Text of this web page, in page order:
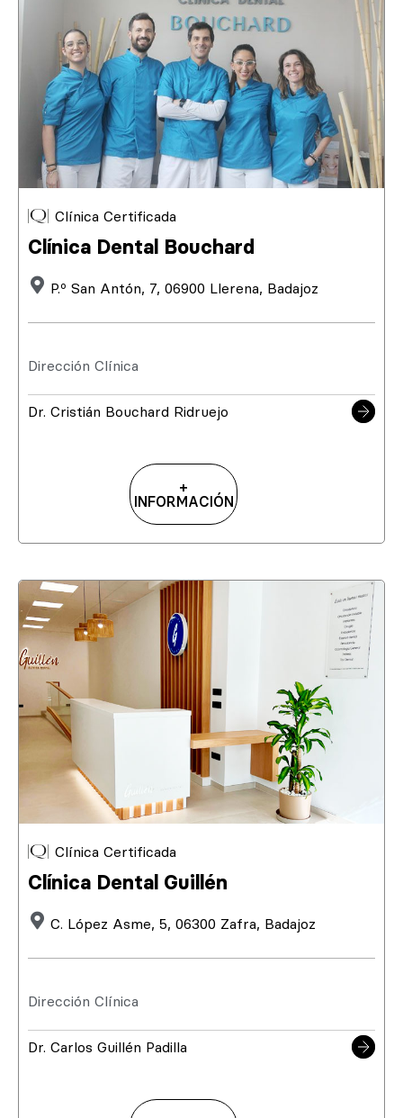
Clínica Certificada
Clínica Dental Bouchard
P.º San Antón, 7, 06900 Llerena, Badajoz
Dirección Clínica
Dr. Cristián Bouchard Ridruejo
+
INFORMACIÓN
Clínica Certificada
Clínica Dental Guillén
C. López Asme, 5, 06300 Zafra, Badajoz
Dirección Clínica
Dr. Carlos Guillén Padilla